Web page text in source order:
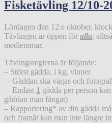
Fisketävling 12/10-
Lördagen den 12:e oktober,
Tävlingen är öppen för alla,
medlemmar.
Tävlingsreglerna är följande:
– Störst gädda, i kg, vinner
– Gäddan ska vägas och
– Endast 1 gädda per person
gäddan man fångat)
– Rapportering* av din gädda
och framåt kan man inte längre